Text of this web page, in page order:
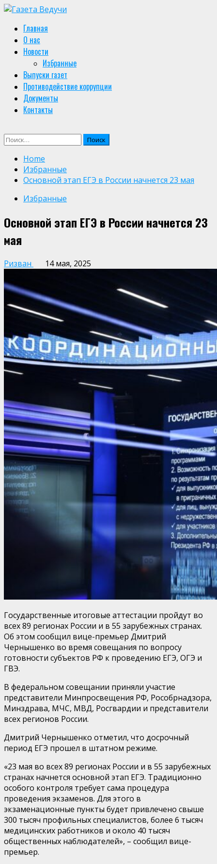
Skip
content
Primary
Menu
Главная
О нас
Новости
Избранные
Выпуски газет
Противодействие коррупции
Документы
Контакты
Найти:
Home
Избранные
Основной этап ЕГЭ в России начнется 23 мая
Избранные
Основной этап ЕГЭ в России начнется 23
мая
Ризван 14 мая, 2025
Государственные итоговые аттестации пройдут во
всех 89 регионах России и в 55 зарубежных странах.
Об этом сообщил вице-премьер Дмитрий
Чернышенко во время совещания по вопросу
готовности субъектов РФ к проведению ЕГЭ, ОГЭ и
ГВЭ.
В федеральном совещании приняли участие
представители Минпросвещения РФ, Рособрнадзора,
Минздрава, МЧС, МВД, Росгвардии и представители
всех регионов России.
Дмитрий Чернышенко отметил, что досрочный
период ЕГЭ прошел в штатном режиме.
«23 мая во всех 89 регионах России и в 55 зарубежных
странах начнется основной этап ЕГЭ. Традиционно
особого контроля требует сама процедура
проведения экзаменов. Для этого в
экзаменационные пункты будет привлечено свыше
300 тысяч профильных специалистов, более 6 тысяч
медицинских работников и около 40 тысяч
общественных наблюдателей», – сообщил вице-
премьер.